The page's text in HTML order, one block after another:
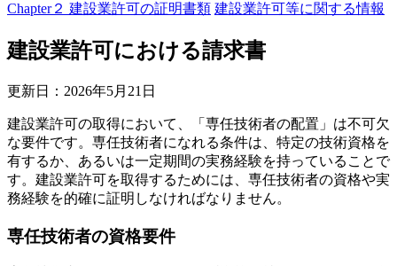
Chapter２ 建設業許可の証明書類 建設業許可等に関する情報
建設業許可における請求書
更新日： 2026年5月21日
建設業許可の取得において、「専任技術者の配置」は不可欠
な要件です。専任技術者になれる条件は、特定の技術資格を
有するか、あるいは一定期間の実務経験を持っていることで
す。建設業許可を取得するためには、専任技術者の資格や実
務経験を的確に証明しなければなりません。
専任技術者の資格要件